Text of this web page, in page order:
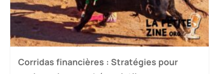
Corridas financières : Stratégies pour